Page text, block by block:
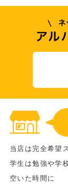
当店は完全希望
学生は勉強や学
空いた時間に